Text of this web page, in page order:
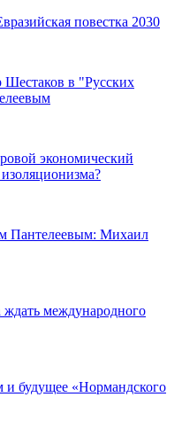
повестка 2030
Шестаков в "Русских
экономический
Пантелеевым: Михаил
ждать международного
будущее «Нормандского